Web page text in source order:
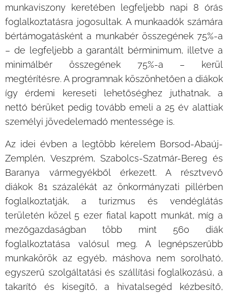
munkaviszony keretében legfeljebb napi 8 órás
foglalkoztatásra jogosultak. A munkaadók számára
bértámogatásként a munkabér összegének 75%-a
– de legfeljebb a garantált bérminimum, illetve a
minimálbér összegének 75%-a – kerül
megtérítésre. A programnak köszönhetően a diákok
így érdemi kereseti lehetőséghez juthatnak, a
nettó bérüket pedig tovább emeli a 25 év alattiak
személyi jövedelemadó mentessége is.
Az idei évben a legtöbb kérelem Borsod-Abaúj-
Zemplén, Veszprém, Szabolcs-Szatmár-Bereg és
Baranya vármegyékből érkezett. A résztvevő
diákok 81 százalékát az önkormányzati pillérben
foglalkoztatják, a turizmus és vendéglátás
területén közel 5 ezer fiatal kapott munkát, míg a
mezőgazdaságban több mint 560 diák
foglalkoztatása valósul meg. A legnépszerűbb
munkakörök az egyéb, máshova nem sorolható,
egyszerű szolgáltatási és szállítási foglalkozású, a
takarító és kisegítő, a hivatalsegéd kézbesítő,